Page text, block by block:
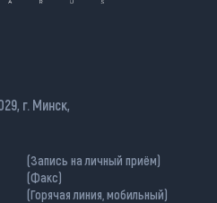
г. Минск,
(Запись на личный приём)
(Факс)
(Горячая линия, мобильный)